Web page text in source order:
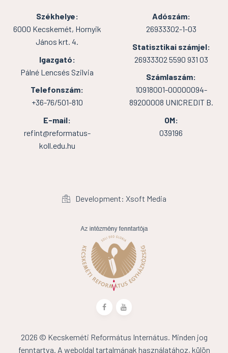
Székhelye:
6000 Kecskemét, Hornyik
János krt. 4.
Igazgató:
Pálné Lencsés Szilvia
Telefonszám:
+36-76/501-810
E-mail:
refint@reformatus-
koll.edu.hu
Adószám:
26933302-1-03
Statisztikai számjel:
26933302 5590 931 03
Számlaszám:
10918001-00000094-
89200008 UNICREDIT B.
OM:
039196
Development: Xsoft Media
2026 © Kecskeméti Református Internátus. Minden jog
fenntartva. A weboldal tartalmának használatához, külön